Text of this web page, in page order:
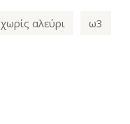
χωρίς αλεύρι ω3